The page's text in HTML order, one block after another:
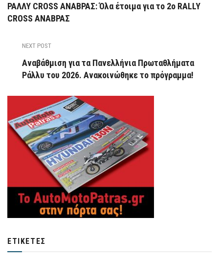
ΡΑΛΛΥ CROSS ΑΝΑΒΡΑΣ: Όλα έτοιμα για το 2ο RALLY
CROSS ΑΝΑΒΡΑΣ
NEXT POST
Αναβάθμιση για τα Πανελλήνια Πρωταθλήματα
Ράλλυ του 2026. Ανακοινώθηκε το πρόγραμμα!
ΕΤΙΚΈΤΕΣ